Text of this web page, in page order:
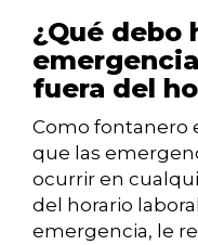
¿Qué debo
fuera del
Como fontanero
que las
ocurrir en
del horario
emergencia, le